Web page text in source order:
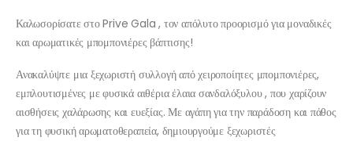
Καλωσορίσατε στο Prive Gala , τον απόλυτο προορισμό για μοναδικές
και αρωματικές μπομπονιέρες βάπτισης!
Ανακαλύψτε μια ξεχωριστή συλλογή από χειροποίητες μπομπονιέρες,
εμπλουτισμένες με φυσικά αιθέρια έλαια σανδαλόξυλου , που χαρίζουν
αισθήσεις χαλάρωσης και ευεξίας. Με αγάπη για την παράδοση και πάθος
για τη φυσική αρωματοθεραπεία, δημιουργούμε ξεχωριστές